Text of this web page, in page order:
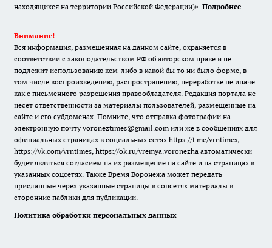
находящихся на территории Российской Федерации)». Подробнее
Внимание!
Вся информация, размещенная на данном сайте, охраняется в
соответствии с законодательством РФ об авторском праве и не
подлежит использованию кем-либо в какой бы то ни было форме, в
том числе воспроизведению, распространению, переработке не иначе
как с письменного разрешения правообладателя. Редакция портала не
несет ответственности за материалы пользователей, размещенные на
сайте и его субдоменах. Помните, что отправка фотографии на
электронную почту voroneztimes@gmail.com или же в сообщениях для
официальных страницах в социальных сетях https://t.me/vrntimes,
https://vk.com/vrntimes, https://ok.ru/vremya.voronezha автоматически
будет являться согласием на их размещение на сайте и на страницах в
указанных соцсетях. Также Время Воронежа может передать
присланные через указанные страницы в соцсетях материалы в
сторонние паблики для публикации.
Политика обработки персональных данных